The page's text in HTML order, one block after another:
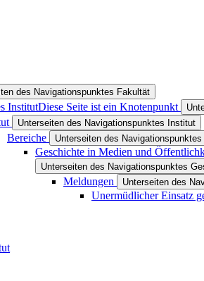
des Navigationspunktes Fakultät
InstitutDiese Seite ist ein Knotenpunkt
Unterseiten des Navigationspunktes Institut
Bereiche Unterseiten des
Geschichte in Medien und
Unterseiten des Navigationspunktes
Meldungen Unterseiten des
Unermüdlicher Einsatz